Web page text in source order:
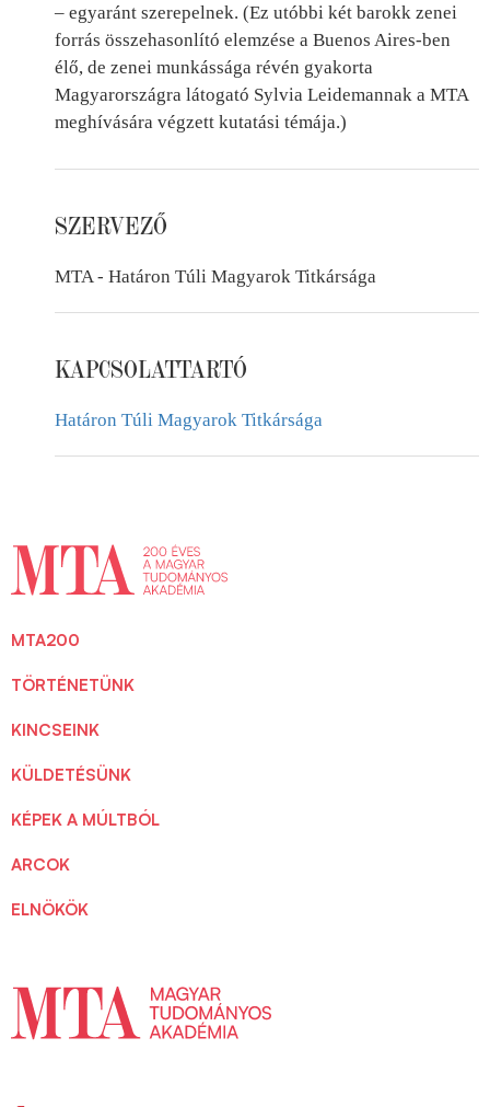
– egyaránt szerepelnek. (Ez utóbbi két barokk zenei
forrás összehasonlító elemzése a Buenos Aires-ben
élő, de zenei munkássága révén gyakorta
Magyarországra látogató Sylvia Leidemannak a MTA
meghívására végzett kutatási témája.)
SZERVEZŐ
MTA - Határon Túli Magyarok Titkársága
KAPCSOLATTARTÓ
Határon Túli Magyarok Titkársága
MTA200
TÖRTÉNETÜNK
KINCSEINK
KÜLDETÉSÜNK
KÉPEK A MÚLTBÓL
ARCOK
ELNÖKÖK